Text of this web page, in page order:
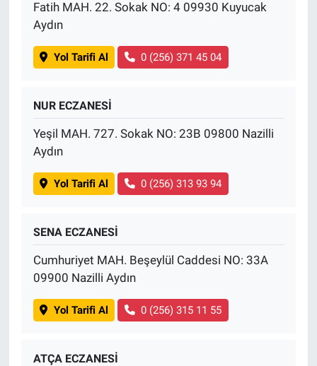
Fatih MAH. 22. Sokak NO: 4 09930 Kuyucak
Aydın
Yol Tarifi Al 0 (256) 371 45 04
NUR ECZANESİ
Yeşil MAH. 727. Sokak NO: 23B 09800 Nazilli
Aydın
Yol Tarifi Al 0 (256) 313 93 94
SENA ECZANESİ
Cumhuriyet MAH. Beşeylül Caddesi NO: 33A
09900 Nazilli Aydın
Yol Tarifi Al 0 (256) 315 11 55
ATÇA ECZANESİ